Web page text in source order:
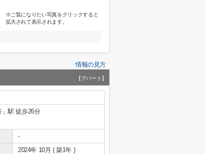
※ご覧になりたい写真をクリックすると
拡大されて表示されます。
情報の見方
【アパート】
」駅 徒歩26分
-
2024年 10月 ( 築1年 )